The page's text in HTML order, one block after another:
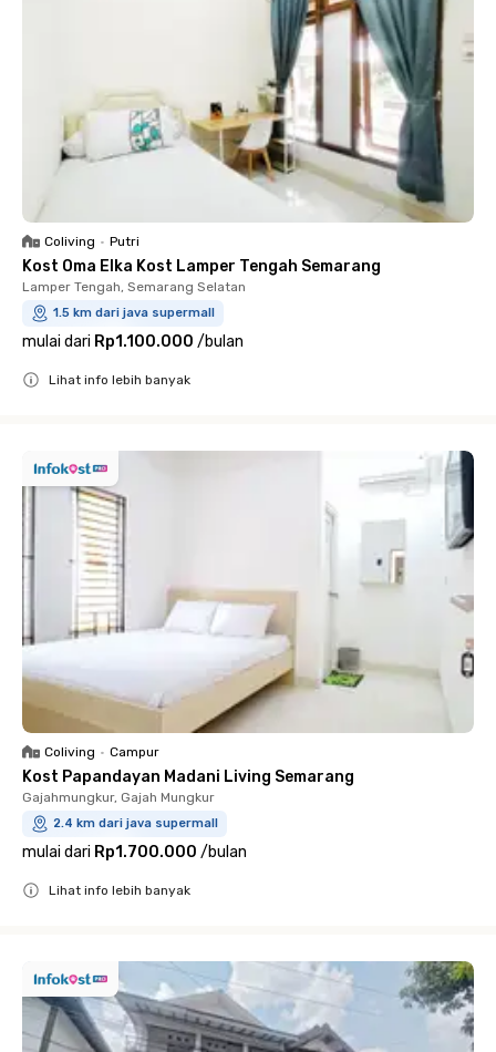
Coliving • Putri
Kost Oma Elka Kost Lamper Tengah Semarang
Lamper Tengah, Semarang Selatan
1.5 km dari java supermall
mulai dari Rp1.100.000 /bulan
Lihat info lebih banyak
Coliving • Campur
Kost Papandayan Madani Living Semarang
Gajahmungkur, Gajah Mungkur
2.4 km dari java supermall
mulai dari Rp1.700.000 /bulan
Lihat info lebih banyak